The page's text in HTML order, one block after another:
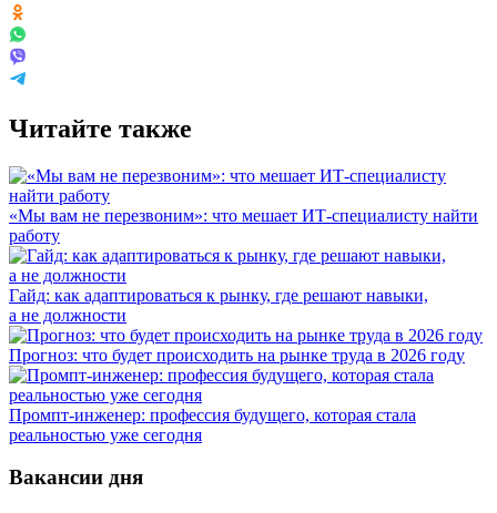
Читайте также
«Мы вам не перезвоним»: что мешает ИТ-специалисту найти
работу
Гайд: как адаптироваться к рынку, где решают навыки,
а не должности
Прогноз: что будет происходить на рынке труда в 2026 году
Промпт-инженер: профессия будущего, которая стала
реальностью уже сегодня
Вакансии дня